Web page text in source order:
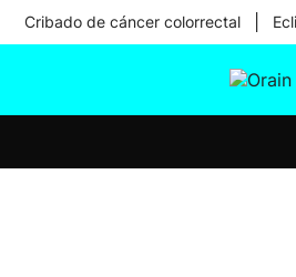
Cribado de cáncer colorrectal